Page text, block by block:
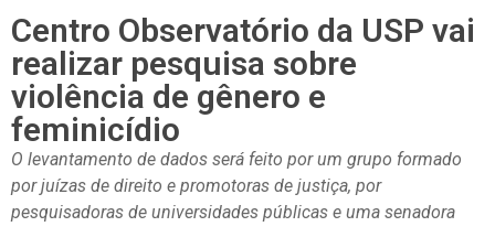
Centro Observatório da USP vai
realizar pesquisa sobre
violência de gênero e
feminicídio
O levantamento de dados será feito por um grupo formado
por juízas de direito e promotoras de justiça, por
pesquisadoras de universidades públicas e uma senadora